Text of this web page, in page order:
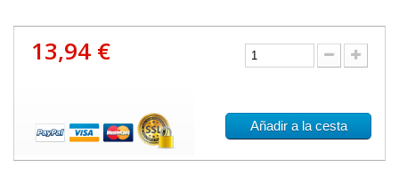
13,94 €
Añadir a la cesta